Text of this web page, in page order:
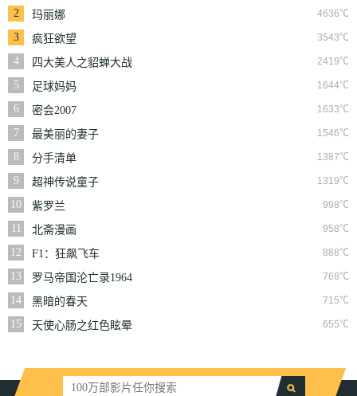
2 4636℃
玛丽娜
3
3543℃
疯狂欲望
4
2419℃
四大美人之貂蝉大战
丧尸
5 1644℃
足球妈妈
6
1633℃
密会2007
7
1546℃
最美丽的妻子
8
1387℃
分手清单
9
1319℃
超神传说童子
10
998℃
紫罗兰
11
958℃
北斋漫画
12
888℃
F1：狂飙飞车
13
768℃
罗马帝国沦亡录1964
14
715℃
黑暗的春天
15
655℃
天使心肠之红色眩晕